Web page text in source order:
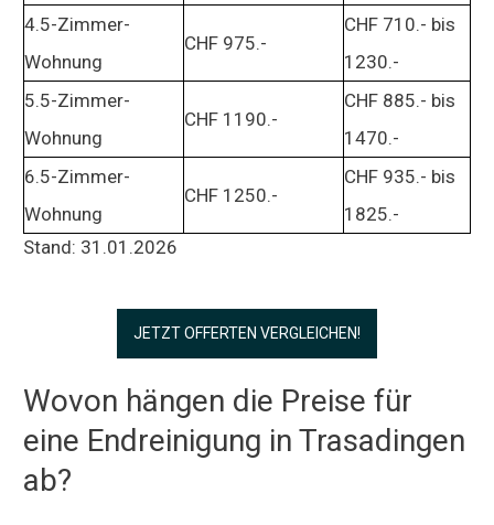
4.5-Zimmer-
Wohnung
CHF 975.-
CHF 710.- bis
1230.-
5.5-Zimmer-
Wohnung
CHF 1190.-
CHF 885.- bis
1470.-
6.5-Zimmer-
Wohnung
CHF 1250.-
CHF 935.- bis
1825.-
Stand: 31.01.2026
JETZT OFFERTEN VERGLEICHEN!
Wovon hängen die Preise für
eine Endreinigung in Trasadingen
ab?